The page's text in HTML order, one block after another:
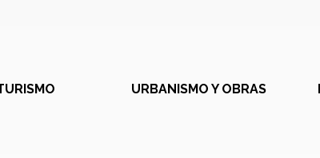
URBANISMO Y OBRAS